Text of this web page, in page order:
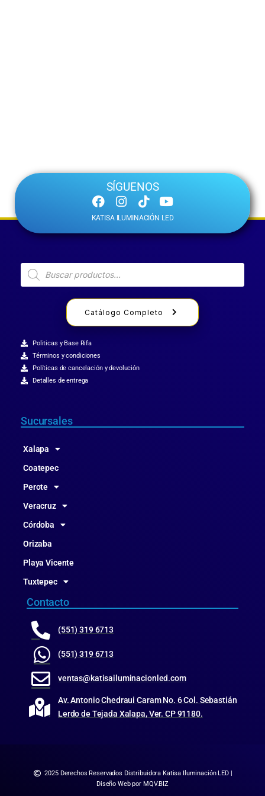
SÍGUENOS
KATISA ILUMINACIÓN LED
Catálogo Completo
Politicas y Base Rifa
Términos y condiciones
Políticas de cancelación y devolución
Detalles de entrega
Sucursales
Xalapa
Coatepec
Perote
Veracruz
Córdoba
Orizaba
Playa Vicente
Tuxtepec
Contacto
(551) 319 6713
(551) 319 6713
ventas@katisailuminacionled.com
Av. Antonio Chedraui Caram No. 6 Col. Sebastián
Lerdo de Tejada Xalapa, Ver. CP 91180.
2025 Derechos Reservados Distribuidora Katisa Iluminación LED |
Diseño Web por MQV.BIZ